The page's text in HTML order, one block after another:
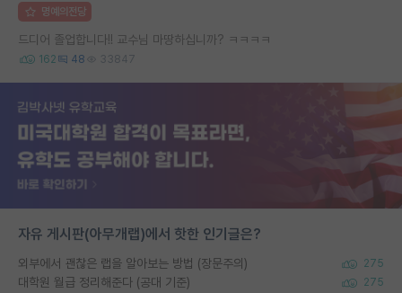
명예의전당
드디어 졸업합니다!! 교수님 마땅하십니까? ㅋㅋㅋㅋ
162 48 33847
자유 게시판(아무개랩)에서 핫한 인기글은?
외부에서 괜찮은 랩을 알아보는 방법 (장문주의) 275
대학원 월급 정리해준다 (공대 기준) 275